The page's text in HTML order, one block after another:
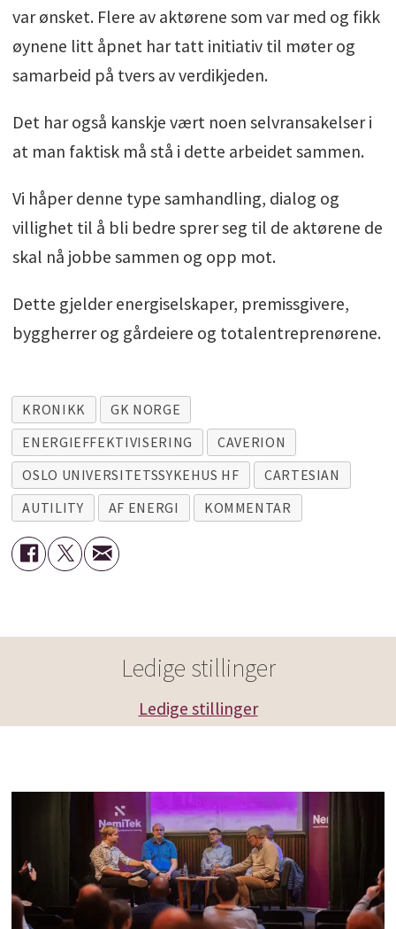
var ønsket. Flere av aktørene som var med og fikk
øynene litt åpnet har tatt initiativ til møter og
samarbeid på tvers av verdikjeden.
Det har også kanskje vært noen selvransakelser i
at man faktisk må stå i dette arbeidet sammen.
Vi håper denne type samhandling, dialog og
villighet til å bli bedre sprer seg til de aktørene de
skal nå jobbe sammen og opp mot.
Dette gjelder energiselskaper, premissgivere,
byggherrer og gårdeiere og totalentreprenørene.
KRONIKK
GK NORGE
ENERGIEFFEKTIVISERING
CAVERION
OSLO UNIVERSITETSSYKEHUS HF
CARTESIAN
AUTILITY
AF ENERGI KOMMENTAR
Ledige stillinger
Ledige stillinger